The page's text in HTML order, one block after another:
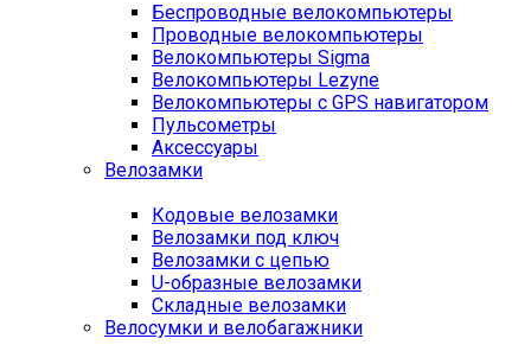
Беспроводные велокомпьютеры
Проводные велокомпьютеры
Велокомпьютеры Sigma
Велокомпьютеры Lezyne
Велокомпьютеры с GPS навигатором
Пульсометры
Аксессуары
Велозамки
Кодовые велозамки
Велозамки под ключ
Велозамки с цепью
U-образные велозамки
Складные велозамки
Велосумки и велобагажники